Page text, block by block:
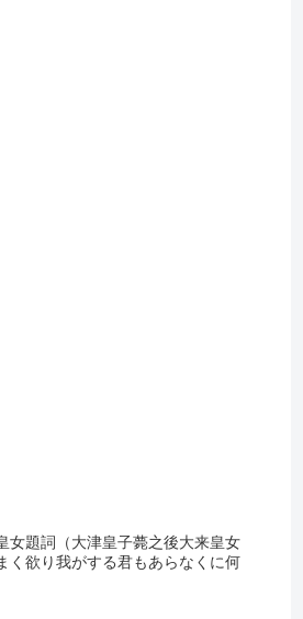
女題詞（大津皇子薨之後大来皇女
く欲り我がする君もあらなくに何